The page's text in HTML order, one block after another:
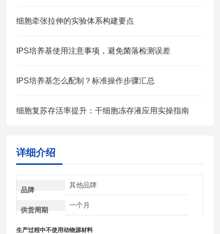
细胞牵张拉伸的实验体系构建要点
IPS培养基使用注意事项，避免菌落检测误差
IPS培养基怎么配制？标准操作步骤汇总
细胞复苏存活率提升：干细胞冻存液应用实操指南
详细介绍
品牌
其他品牌
供货周期
一个月
生产过程中不使用动物源材料